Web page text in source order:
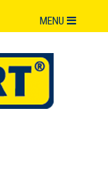
MENU